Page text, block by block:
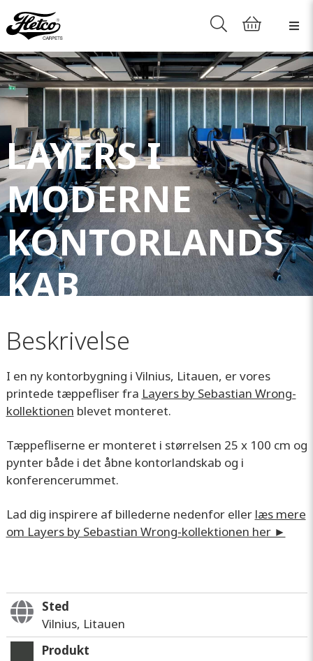
LAYERS I
MODERNE
KONTORLANDS
KAB
Beskrivelse
I en ny kontorbygning i Vilnius, Litauen, er vores
printede tæppefliser fra Layers by Sebastian Wrong-
kollektionen blevet monteret.
Tæppefliserne er monteret i størrelsen 25 x 100 cm og
pynter både i det åbne kontorlandskab og i
konferencerummet.
Lad dig inspirere af billederne nedenfor eller læs mere
om Layers by Sebastian Wrong-kollektionen her ►
Sted
Vilnius, Litauen
Produkt